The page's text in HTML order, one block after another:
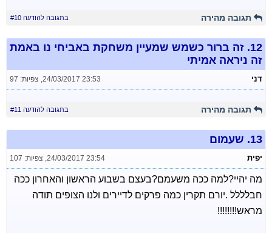
תגובה מהירה בתגובה להודעה #10
12. זה ברור כשמש שמעיין משחקת באביחי נו באמת
זה ניראה אמיתי
דני 24/03/2017 23:53
, צפיות: 97
תגובה מהירה בתגובה להודעה #11
13. שעמום
יפית 24/03/2017 23:54
, צפיות: 107
מה יהיי?למה ככה משעמם?בעצם בשבוע הראשון והאחרון ככה
חבלללל .יורם תקרין כמה פרקים לדיירים ולנו הצופים תודה
מראש!!!!!!!!